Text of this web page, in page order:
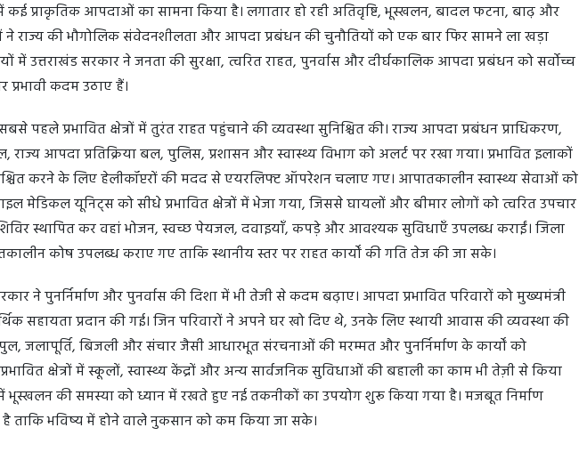
कई प्राकृतिक आपदाओं का सामना किया है। लगातार हो रही अतिवृष्टि, भूस्खलन, बादल फटना, बाढ़ और
राज्य की भौगोलिक संवेदनशीलता और आपदा प्रबंधन की चुनौतियों को एक बार फिर सामने ला खड़ा
में उत्तराखंड सरकार ने जनता की सुरक्षा, त्वरित राहत, पुनर्वास और दीर्घकालिक आपदा प्रबंधन को सर्वोच्च
कदम उठाए हैं।
पहले प्रभावित क्षेत्रों में तुरंत राहत पहुंचाने की व्यवस्था सुनिश्चित की। राज्य आपदा प्रबंधन प्राधिकरण,
राज्य आपदा प्रतिक्रिया बल, पुलिस, प्रशासन और स्वास्थ्य विभाग को अलर्ट पर रखा गया। प्रभावित इलाकों
करने के लिए हेलीकॉप्टरों की मदद से एयरलिफ्ट ऑपरेशन चलाए गए। आपातकालीन स्वास्थ्य सेवाओं को
मेडिकल यूनिट्स को सीधे प्रभावित क्षेत्रों में भेजा गया, जिससे घायलों और बीमार लोगों को त्वरित उपचार
स्थापित कर वहां भोजन, स्वच्छ पेयजल, दवाइयाँ, कपड़े और आवश्यक सुविधाएँ उपलब्ध कराईं। जिला
कोष उपलब्ध कराए गए ताकि स्थानीय स्तर पर राहत कार्यों की गति तेज की जा सके।
ने पुनर्निर्माण और पुनर्वास की दिशा में भी तेजी से कदम बढ़ाए। आपदा प्रभावित परिवारों को मुख्यमंत्री
सहायता प्रदान की गई। जिन परिवारों ने अपने घर खो दिए थे, उनके लिए स्थायी आवास की व्यवस्था की
पुल, जलापूर्ति, बिजली और संचार जैसी आधारभूत संरचनाओं की मरम्मत और पुनर्निर्माण के कार्यों को
क्षेत्रों में स्कूलों, स्वास्थ्य केंद्रों और अन्य सार्वजनिक सुविधाओं की बहाली का काम भी तेज़ी से किया
में भूस्खलन की समस्या को ध्यान में रखते हुए नई तकनीकों का उपयोग शुरू किया गया है। मजबूत निर्माण
ताकि भविष्य में होने वाले नुकसान को कम किया जा सके।